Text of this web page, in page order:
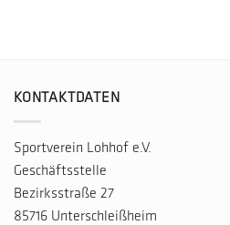
KONTAKTDATEN
Sportverein Lohhof e.V.
Geschäftsstelle
Bezirksstraße 27
85716 Unterschleißheim